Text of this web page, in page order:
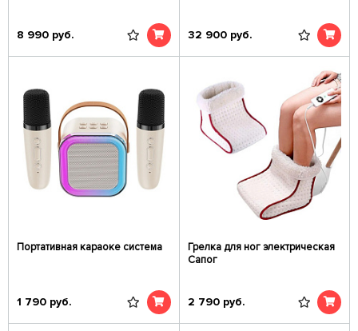
8 990 руб. 32 900 руб.
Портативная караоке система
1 790 руб.
Грелка для ног электрическая
Сапог
2 790 руб.